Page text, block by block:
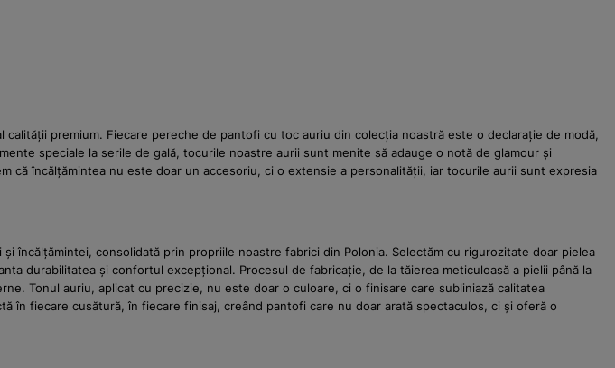
premium. Fiecare pereche de pantofi cu toc auriu din colecția noastră este o declarație de modă,
speciale la serile de gală, tocurile noastre aurii sunt menite să adauge o notă de glamour și
încălțămintea nu este doar un accesoriu, ci o extensie a personalității, iar tocurile aurii sunt expresia
încălțămintei, consolidată prin propriile noastre fabrici din Polonia. Selectăm cu rigurozitate doar pielea
durabilitatea și confortul excepțional. Procesul de fabricație, de la tăierea meticuloasă a pielii până la
Tonul auriu, aplicat cu precizie, nu este doar o culoare, ci o finisare care subliniază calitatea
în fiecare cusătură, în fiecare finisaj, creând pantofi care nu doar arată spectaculos, ci și oferă o